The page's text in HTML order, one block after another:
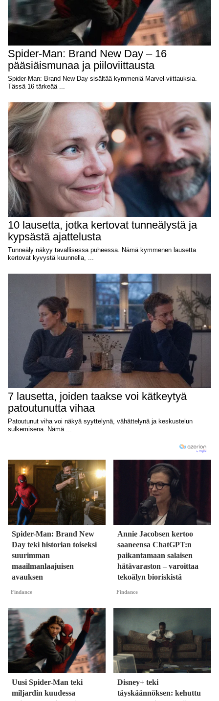
Spider-Man: Brand New
Day teki historian toiseksi
suurimman
maailmanlaajuisen
avauksen
Findance
Annie Jacobsen kertoo
saaneensa ChatGPT:n
paikantamaan salaisen
hätävaraston – varoittaa
tekoälyn bioriskistä
Findance
Uusi Spider-Man teki
miljardin kuudessa
Disney+ teki
täyskäännöksen: kehuttu